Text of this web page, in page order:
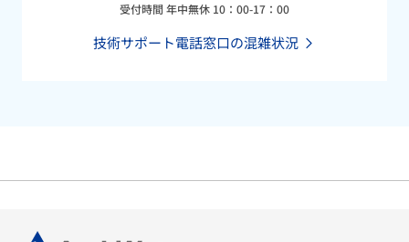
受付時間 年中無休 10：00-17：00
技術サポート電話窓口の混雑状況